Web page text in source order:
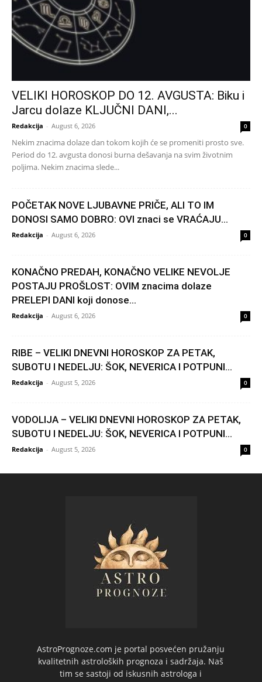
VELIKI HOROSKOP DO 12. AVGUSTA: Biku i
Jarcu dolaze KLJUČNI DANI,...
Redakcija - August 6, 2026 0
Nekim znacima dolaze dan tokom kojih će se promeniti prosto sve.
Period do 12. avgusta donosi burna dešavanja na svim životnim
poljima. Nekim znacima slede...
POČETAK NOVE LJUBAVNE PRIČE, ALI TO IM
DONOSI SAMO DOBRO: OVI znaci se VRAĆAJU...
Redakcija - August 6, 2026 0
KONAČNO PREDAH, KONAČNO VELIKE NEVOLJE
POSTAJU PROŠLOST: OVIM znacima dolaze
PRELEPI DANI koji donose...
Redakcija - August 6, 2026 0
RIBE – VELIKI DNEVNI HOROSKOP ZA PETAK,
SUBOTU I NEDELJU: ŠOK, NEVERICA I POTPUNI...
Redakcija - August 5, 2026 0
VODOLIJA – VELIKI DNEVNI HOROSKOP ZA PETAK,
SUBOTU I NEDELJU: ŠOK, NEVERICA I POTPUNI...
Redakcija - August 5, 2026 0
AstroPrognoze.com je portal posvećen pružanju
kvalitetnih astroloških prognoza i sadržaja. Naš
tim se sastoji od iskusnih astrologa i